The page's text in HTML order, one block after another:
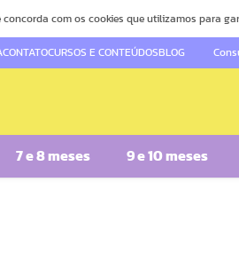
concorda com os cookies que utilizamos para
CONTATOCURSOS E CONTEÚDOSBLOG
7 e 8 meses 9 e 10 meses